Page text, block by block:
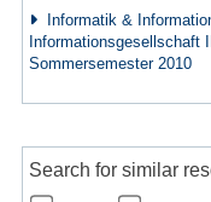
Informatik &
Informationsgesellschaft
Sommersemester 2010
Search for similar